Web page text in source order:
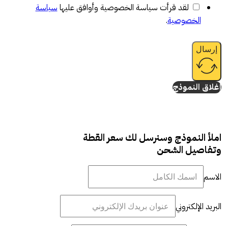
لقد قرأت سياسة الخصوصية وأوافق عليها سياسة
الخصوصية.
إرسال
إغلاق النموذج
املأ النموذج وسنرسل لك سعر القطة
وتفاصيل الشحن
الاسم
البريد الإلكتروني